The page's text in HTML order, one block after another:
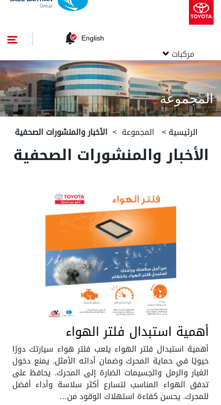
مركبات
English
المجموعة
الرئيسية> المجموعة > الأخبار والمنشورات الصحفية
الأخبار والمنشورات الصحفية
أهمية استبدال فلتر الهواء
أهمية استبدال فلتر الهواء يلعب فلتر هواء سيارتك دورًا
حيويًا في حماية المحرك وضمان أدائه الأمثل. يمنع دخول
الغبار والرمل والجسيمات الضارة إلى المحرك. يحافظ على
تدفق الهواء المناسب لتسارع أكثر سلاسة وأداء أفضل
للمحرك. يحسن كفاءة استهلاك الوقود من…